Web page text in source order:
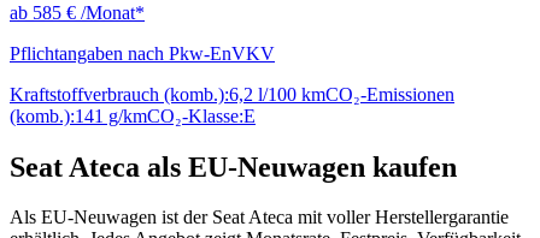
ab 585 € /Monat*
Pflichtangaben nach Pkw-EnVKV
Kraftstoffverbrauch (komb.):6,2 l/100 kmCO₂-Emissionen
(komb.):141 g/kmCO₂-Klasse:E
Seat Ateca als EU-Neuwagen kaufen
Als EU-Neuwagen ist der Seat Ateca mit voller Herstellergarantie